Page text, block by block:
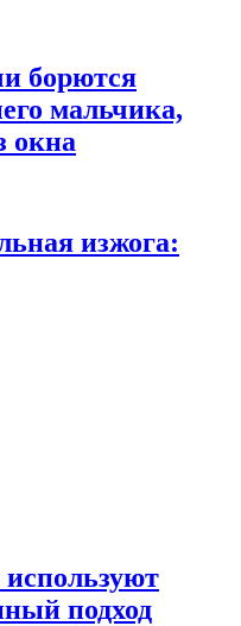
борются
мальчика,
окна
изжога:
подход